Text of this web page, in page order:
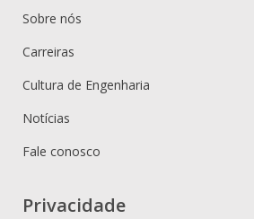
Sobre nós
Carreiras
Cultura de Engenharia
Notícias
Fale conosco
Privacidade